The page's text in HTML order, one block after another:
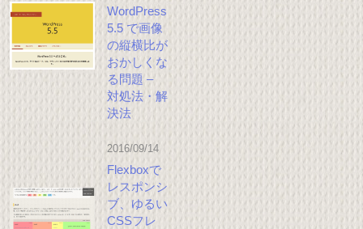
WordPress
5.5 で画像
の縦横比が
おかしくな
る問題 –
対処法・解
決法
2016/09/14
Flexboxで
レスポンシ
ブ、ゆるい
CSSフレ